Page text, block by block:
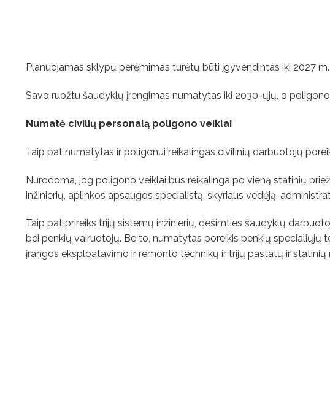
Planuojamas sklypų perėmimas turėtų būti įgyvendintas iki 2027
Savo ruožtu šaudyklų įrengimas numatytas iki 2030-ųjų, o
Numatė civilių personalą poligono veiklai
Taip pat numatytas ir poligonui reikalingas civilinių darbuotojų
Nurodoma, jog poligono veiklai bus reikalinga po vieną statinių
inžinierių, aplinkos apsaugos specialistą, skyriaus vedėją,
Taip pat prireiks trijų sistemų inžinierių, dešimties šaudyklų
bei penkių vairuotojų. Be to, numatytas poreikis penkių
įrangos eksploatavimo ir remonto technikų ir trijų pastatų ir statinių